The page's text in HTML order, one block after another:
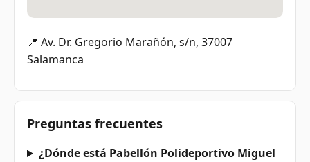
📍 Av. Dr. Gregorio Marañón, s/n, 37007
Salamanca
Preguntas frecuentes
¿Dónde está Pabellón Polideportivo Miguel